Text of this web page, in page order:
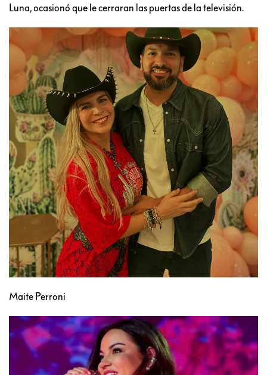
Luna, ocasionó que le cerraran las puertas de la televisión.
Maite Perroni